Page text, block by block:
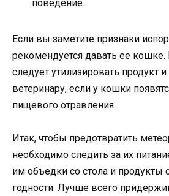
поведение.
Если вы заметите признаки
рекомендуется давать ее кошке.
следует утилизировать продукт и
ветеринару, если у кошки
пищевого отравления.
Итак, чтобы предотвратить
необходимо следить за их
им объедки со стола и продукты
годности. Лучше всего